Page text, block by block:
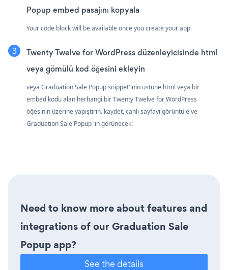
Popup embed pasajını kopyala
Your code block will be available once you create your app
Twenty Twelve for WordPress düzenleyicisinde html
veya gömülü kod öğesini ekleyin
veya Graduation Sale Popup snippet'inin üstüne html veya bir
embed kodu alan herhangi bir Twenty Twelve for WordPress
öğesinin üzerine yapıştırın. kaydet, canlı sayfayı görüntüle ve
Graduation Sale Popup 'in görünecek!
Need to know more about features and
integrations of our Graduation Sale
Popup app?
See the details